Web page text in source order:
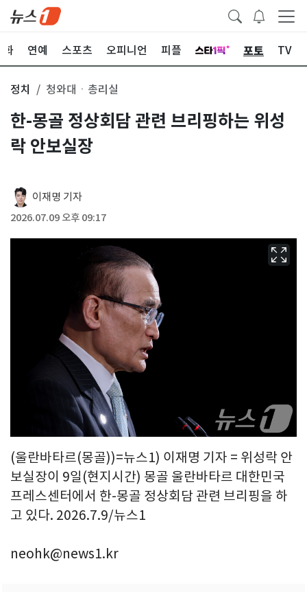
화 연예 스포츠 오피니언 피플 포토 TV
정치 청와대ㆍ총리실
한-몽골 정상회담 관련 브리핑하는 위성
락 안보실장
이재명 기자
2026.07.09 오후 09:17
(울란바타르(몽골))=뉴스1) 이재명 기자 = 위성락 안
보실장이 9일(현지시간) 몽골 울란바타르 대한민국
프레스센터에서 한-몽골 정상회담 관련 브리핑을 하
고 있다. 2026.7.9/뉴스1
neohk@news1.kr